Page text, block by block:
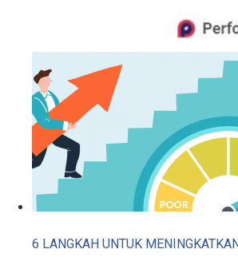
content
6 LANGKAH UNTUK